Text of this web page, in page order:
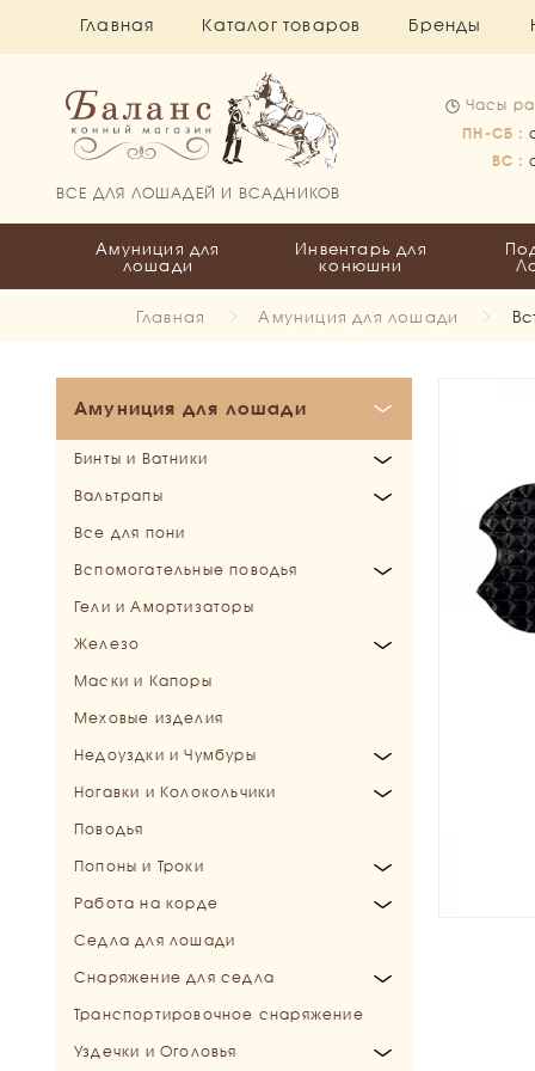
Главная Каталог товаров Бренды
ВСЕ ДЛЯ ЛОШАДЕЙ И ВСАДНИКОВ
Часы
ПН-СБ :
ВС :
Амуниция для
лошади
Инвентарь для
конюшни
Главная Амуниция для лошади
Амуниция для лошади
Бинты и Ватники
Бинты
Ватники
Вальтрапы
Выездковые
Конкурные и Универсальные
Специальные
Все для пони
Вспомогательные поводья
Мартингалы
Подперсья
Шамбоны и Гоги
Шпрунты
Балансирующие поводья
Гели и Амортизаторы
Железо
Трензели
Мундштуки
Пелямы, Хакаморы
Выводное железо
Дополнительные и запасные части
Маски и Капоры
Меховые изделия
Недоуздки и Чумбуры
Недоуздки
Чумбуры
Ногавки и Колокольчики
Колокольчики
Ногавки
Поводья
Попоны и Троки
Зимние попоны
Осенние попоны
Дождевые попоны
Флисовые попоны
Летние попоны
Работа на корде
Бичи и кнуты для драйвинга
Капцунги (Кавессоны)
Корды и переходники
Развязки
Седла для лошади
Снаряжение для седла
Подпруги
Путлища
Транспортировочное снаряжение
Уздечки и Оголовья